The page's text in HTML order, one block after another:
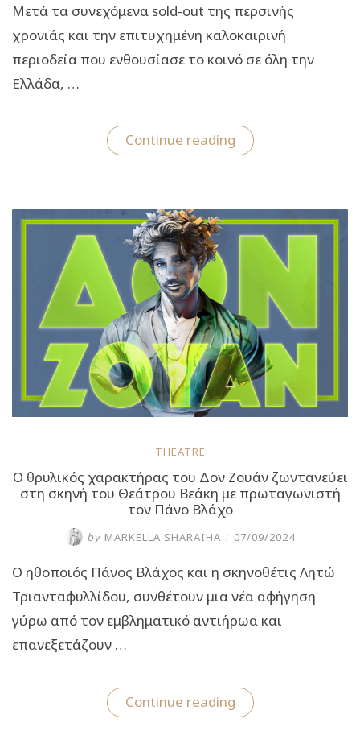
Μετά τα συνεχόμενα sold-out της περσινής
χρονιάς και την επιτυχημένη καλοκαιρινή
περιοδεία που ενθουσίασε το κοινό σε όλη την
Ελλάδα, …
Continue reading“Δον
Ζουάν:
συνεχίζει
για
2η
χρονιά
Βεάκη”
THEATRE
Ο θρυλικός χαρακτήρας του Δον Ζουάν ζωντανεύει
στη σκηνή του Θεάτρου Βεάκη με πρωταγωνιστή
τον Πάνο Βλάχο
by MARKELLA SHARAIHA / 07/09/2024
Ο ηθοποιός Πάνος Βλάχος και η σκηνοθέτις Λητώ
Τριανταφυλλίδου, συνθέτουν μια νέα αφήγηση
γύρω από τον εμβληματικό αντιήρωα και
επανεξετάζουν …
Continue reading“Ο
θρυλικός